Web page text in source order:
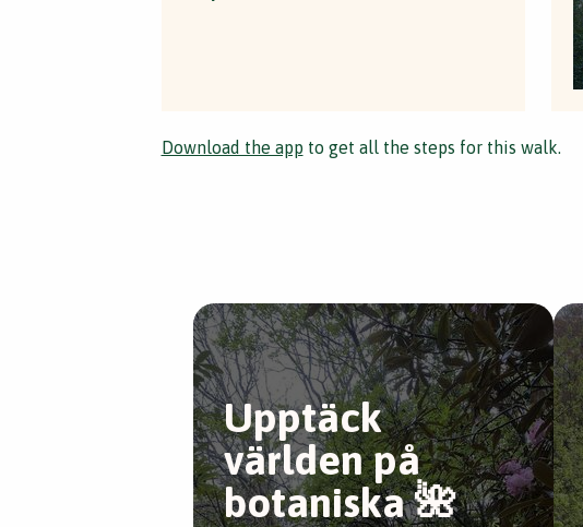
Download the app to get all the steps for this walk.
Upptäck
världen på
botaniska 🌺